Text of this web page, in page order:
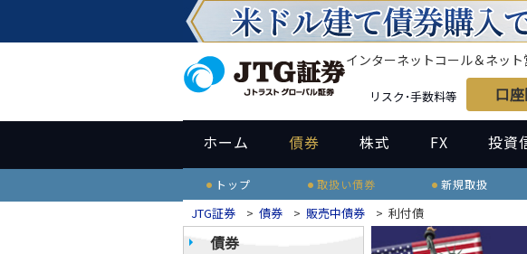
インターネットコール＆ネット
リスク･手数料等 口
ホーム 債券 株式 FX 投資
トップ 取扱い債券 新規取扱
JTG証券 > 債券 > 販売中債券 > 利付債
債券